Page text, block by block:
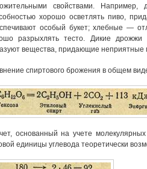
свойствами.
хорошо осветлять пиво,
особый букет; хлебные —
разрыхлять тесто. Дикие
вещества, придающие неприятные
спиртового брожения в общем
основанный на учете
единицы углевода теоретически